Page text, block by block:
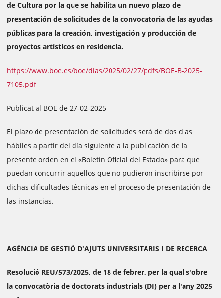
de Cultura por la que se habilita un nuevo plazo de
presentación de solicitudes de la convocatoria de las ayudas
públicas para la creación, investigación y producción de
proyectos artísticos en residencia.
https://www.boe.es/boe/dias/2025/02/27/pdfs/BOE-B-2025-
7105.pdf
Publicat al BOE de 27-02-2025
El plazo de presentación de solicitudes será de dos días
hábiles a partir del día siguiente a la publicación de la
presente orden en el «Boletín Oficial del Estado» para que
puedan concurrir aquellos que no pudieron inscribirse por
dichas dificultades técnicas en el proceso de presentación de
las instancias.
AGÈNCIA DE GESTIÓ D'AJUTS UNIVERSITARIS I DE RECERCA
Resolució REU/573/2025, de 18 de febrer, per la qual s'obre
la convocatòria de doctorats industrials (DI) per a l'any 2025